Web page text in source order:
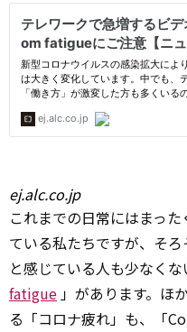
ej.alc.co.jp
これまでの日常にはまっ
ている私たちですが、そろ
と感じている人も少なく
fatigue 」があります。ほ
る「コロナ疲れ」も、「